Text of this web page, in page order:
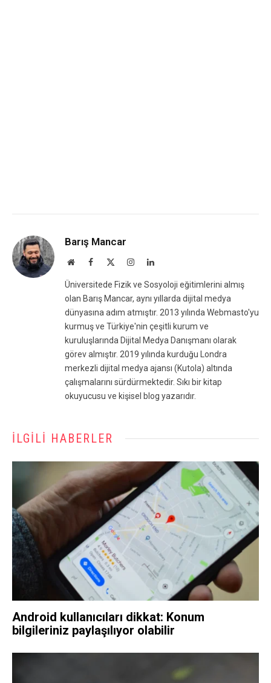
Barış Mancar
WebsiteFacebook InstagramLinkedIn
Üniversitede Fizik ve Sosyoloji eğitimlerini almış
olan Barış Mancar, aynı yıllarda dijital medya
dünyasına adım atmıştır. 2013 yılında Webmasto'yu
kurmuş ve Türkiye'nin çeşitli kurum ve
kuruluşlarında Dijital Medya Danışmanı olarak
görev almıştır. 2019 yılında kurduğu Londra
merkezli dijital medya ajansı (Kutola) altında
çalışmalarını sürdürmektedir. Sıkı bir kitap
okuyucusu ve kişisel blog yazarıdır.
İLGILI HABERLER
Android kullanıcıları dikkat: Konum
bilgileriniz paylaşılıyor olabilir